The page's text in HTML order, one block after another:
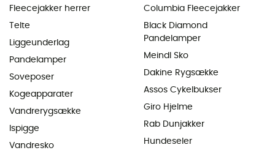
Fleecejakker herrer
Telte
Liggeunderlag
Pandelamper
Soveposer
Kogeapparater
Vandrerygsække
Ispigge
Vandresko
Columbia Fleecejakker
Black Diamond
Pandelamper
Meindl Sko
Dakine Rygsække
Assos Cykelbukser
Giro Hjelme
Rab Dunjakker
Hundeseler